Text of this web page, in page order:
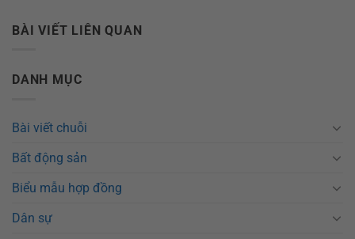
BÀI VIẾT LIÊN QUAN
DANH MỤC
Bài viết chuỗi
Bất động sản
Biểu mẫu hợp đồng
Dân sự